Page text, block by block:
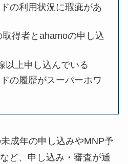
の利用状況に瑕疵があ
得者とahamoの申し込
以上申し込んでいる
の履歴がスーパーホワ
成年の申し込みやMNP予
ど、申し込み・審査が通